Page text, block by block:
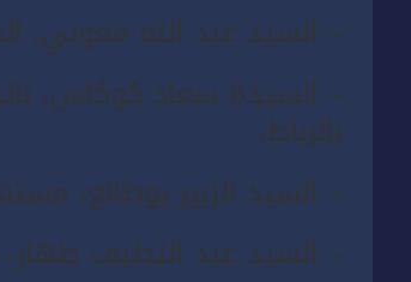
– السيد عبد الله معوني،
– السيدة سعاد كوكاس،
بالرباط،
– السيد الزبير بوطالع،
– السيد عبد اللطيف